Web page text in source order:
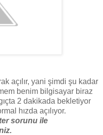
açılır, yani şimdi şu kadar
benim bilgisayar biraz
2 dakikada bekletiyor
hızda açılıyor.
sorunu ile